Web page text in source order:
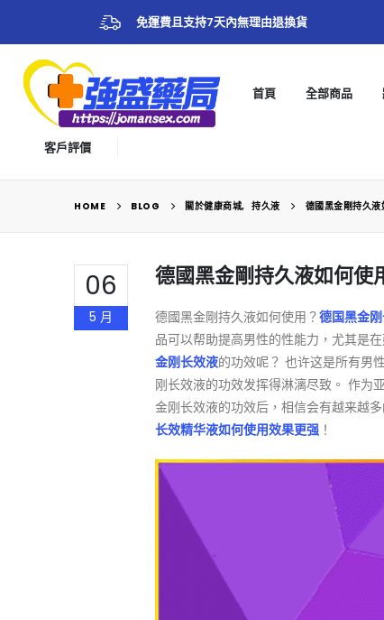
免運費且支持7天內無理由退換貨
首頁 全部商品
客戶評價
HOME BLOG 關於健康商城, 持久液 德國黑金剛持久液
06
5 月
德國黑金剛持久液如何使
德國黑金剛持久液如何使用？德国黑金
品可以帮助提高男性的性能力，尤其是
金刚长效液的功效呢？ 也许这是所有男
刚长效液的功效发挥得淋漓尽致。 作为
金刚长效液的功效后，相信会有越来越
长效精华液如何使用效果更强 ！